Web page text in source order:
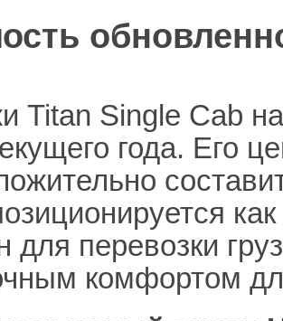
Titan Single Cab
года. Его
для перевозки
комфортом